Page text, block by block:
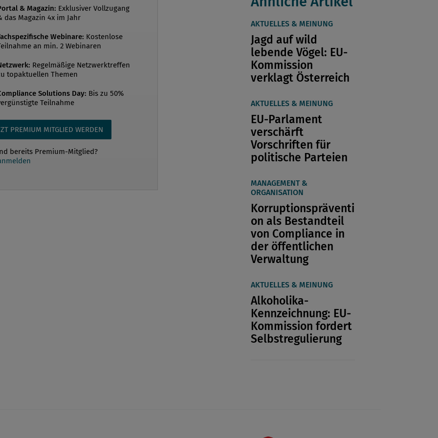
Überwachungsmaßnahmen
zu verstehen. Der Begriff
(IKS) umfasst in seiner
sowohl Regelungen zur
der Unternehmensaktivitäten (Internes
als auch Regelungen zur
der Einhaltung dieser Regelungen
Letzteres gliedert
& Magazin: Exklusiver Vollzugang
das Magazin 4x im Jahr
Webinare: Kostenlose
an min. 2 Webinaren
Regelmäßige Netzwerktreffen
topaktuellen Themen
Solutions Day: Bis zu 50%
Teilnahme
PREMIUM MITGLIED WERDEN
bereits Premium-Mitglied?
AKTUELLES & MEINUNG
Jagd auf wild
lebende Vögel: EU-
Kommission
verklagt Österreich
AKTUELLES & MEINUNG
EU-Parlament
verschärft
Vorschriften für
politische Parteien
MANAGEMENT &
ORGANISATION
Korruptionspräventi
on als Bestandteil
von Compliance in
der öffentlichen
Verwaltung
AKTUELLES & MEINUNG
Alkoholika-
Kennzeichnung: EU-
Kommission fordert
Selbstregulierung